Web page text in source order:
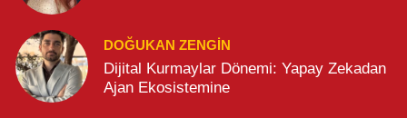
DOĞUKAN ZENGIN
Dijital Kurmaylar Dönemi: Yapay Zekadan
Ajan Ekosistemine